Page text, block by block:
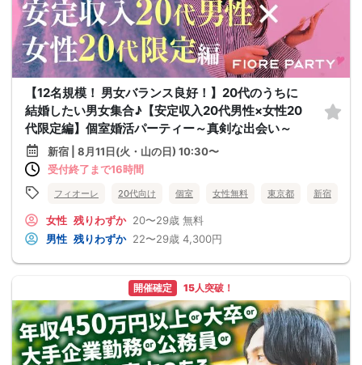
【12名規模！ 男女バランス良好！】20代のうちに
結婚したい男女集合♪【安定収入20代男性×女性20
代限定編】個室婚活パーティー～真剣な出会い～
新宿 | 8月11日(火・山の日) 10:30〜
受付終了まで16時間
フィオーレ 20代向け 個室 女性無料 東京都 新宿
女性 残りわずか 20〜29歳 無料
男性 残りわずか 22〜29歳 4,300円
開催確定 15人突破！